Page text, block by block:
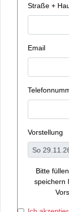
Straße +
Email
Vorstellung
Bitte
speichern